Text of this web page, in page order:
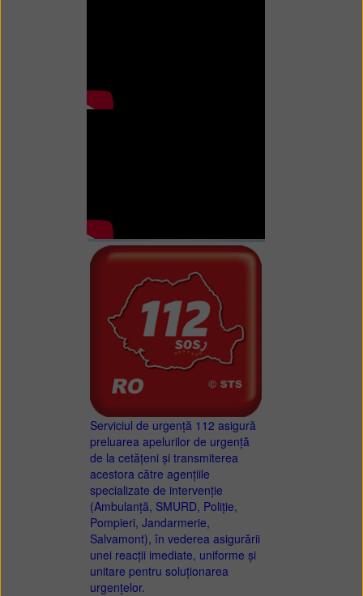
Serviciul de urgență 112 asigură
preluarea apelurilor de urgență
de la cetățeni și transmiterea
acestora către agențiile
specializate de intervenție
(Ambulanță, SMURD, Poliție,
Pompieri, Jandarmerie,
Salvamont), în vederea asigurării
unei reacții imediate, uniforme și
unitare pentru soluționarea
urgențelor.